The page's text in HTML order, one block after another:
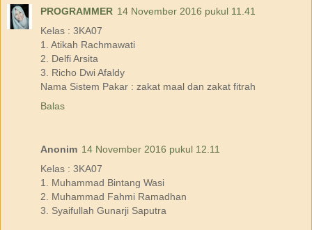
PROGRAMMER 14 November 2016 pukul 11.41
Kelas : 3KA07
1. Atikah Rachmawati
2. Delfi Arsita
3. Richo Dwi Afaldy
Nama Sistem Pakar : zakat maal dan zakat fitrah
Balas
Anonim 14 November 2016 pukul 12.11
Kelas : 3KA07
1. Muhammad Bintang Wasi
2. Muhammad Fahmi Ramadhan
3. Syaifullah Gunarji Saputra